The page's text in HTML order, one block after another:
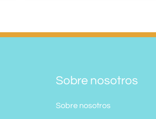
Sobre nosotros
Sobre nosotros